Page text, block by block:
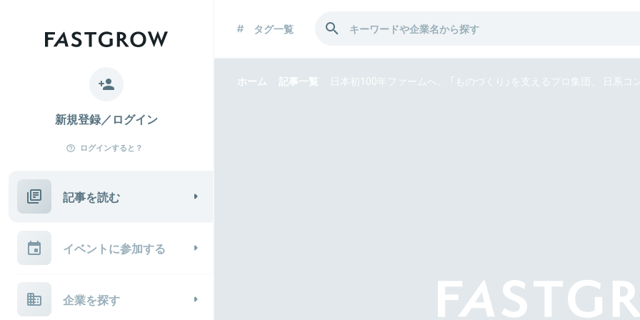
新規登録／ログイン
ログインすると？
記事を読む
イベントに参加する
企業を探す
タグ一覧
ホーム 記事一覧 日本初100年ファームへ。 「ものづくり」を支えるプロ集団、 日系